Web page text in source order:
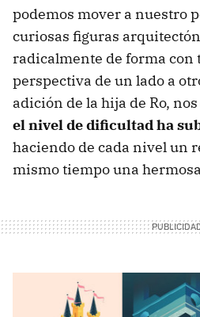
podemos mover a nuestro
curiosas figuras
radicalmente de forma con
perspectiva de un lado a
adición de la hija de Ro,
el nivel de dificultad ha
haciendo de cada nivel un
mismo tiempo una